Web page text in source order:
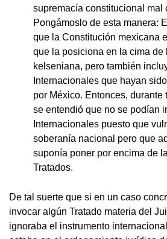
supremacía constitucional mal
Pongámoslo de esta manera:
que la Constitución mexicana
que la posiciona en la cima de
kelseniana, pero también
Internacionales que hayan
por México. Entonces, durante
se entendió que no se podían
Internacionales puesto que
soberanía nacional pero que
suponía poner por encima de
Tratados.
De tal suerte que si en un caso
invocar algún Tratado materia del
ignoraba el instrumento